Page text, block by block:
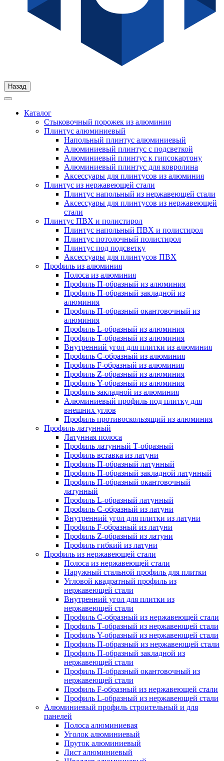
Назад
Каталог
Стыковочный порожек из алюминия
Плинтус алюминиевый
Напольный плинтус алюминиевый
Алюминиевый плинтус с подсветкой
Алюминиевый плинтус к гипсокартону
Алюминиевый плинтус для ковролина
Аксессуары для плинтусов из алюминия
Плинтус из нержавеющей стали
Плинтус напольный из нержавеющей стали
Аксессуары для плинтусов из нержавеющей
стали
Плинтус ПВХ и полистирол
Плинтус напольный ПВХ и полистирол
Плинтус потолочный полистирол
Плинтус под подсветку
Аксессуары для плинтусов ПВХ
Профиль из алюминия
Полоса из алюминия
Профиль П-образный из алюминия
Профиль П-образный закладной из
алюминия
Профиль П-образный окантовочный из
алюминия
Профиль L-образный из алюминия
Профиль Т-образный из алюминия
Внутренний угол для плитки из алюминия
Профиль C-образный из алюминия
Профиль F-образный из алюминия
Профиль Z-образный из алюминия
Профиль Y-образный из алюминия
Профиль закладной из алюминия
Алюминиевый профиль под плитку для
внешних углов
Профиль противоскользящий из алюминия
Профиль латунный
Латунная полоса
Профиль латунный Т-образный
Профиль вставка из латуни
Профиль П-образный латунный
Профиль П-образный закладной латунный
Профиль П-образный окантовочный
латунный
Профиль L-образный латунный
Профиль C-образный из латуни
Внутренний угол для плитки из латуни
Профиль F-образный из латуни
Профиль Z-образный из латуни
Профиль гибкий из латуни
Профиль из нержавеющей стали
Полоса из нержавеющей стали
Наружный стальной профиль для плитки
Угловой квадратный профиль из
нержавеющей стали
Внутренний угол для плитки из
нержавеющей стали
Профиль C-образный из нержавеющей стали
Профиль Т-образный из нержавеющей стали
Профиль Y-образный из нержавеющей стали
Профиль П-образный из нержавеющей стали
Профиль П-образный закладной из
нержавеющей стали
Профиль П-образный окантовочный из
нержавеющей стали
Профиль F-образный из нержавеющей стали
Профиль L-образный из нержавеющей стали
Алюминиевый профиль строительный и для
панелей
Полоса алюминиевая
Уголок алюминиевый
Пруток алюминиевый
Лист алюминиевый